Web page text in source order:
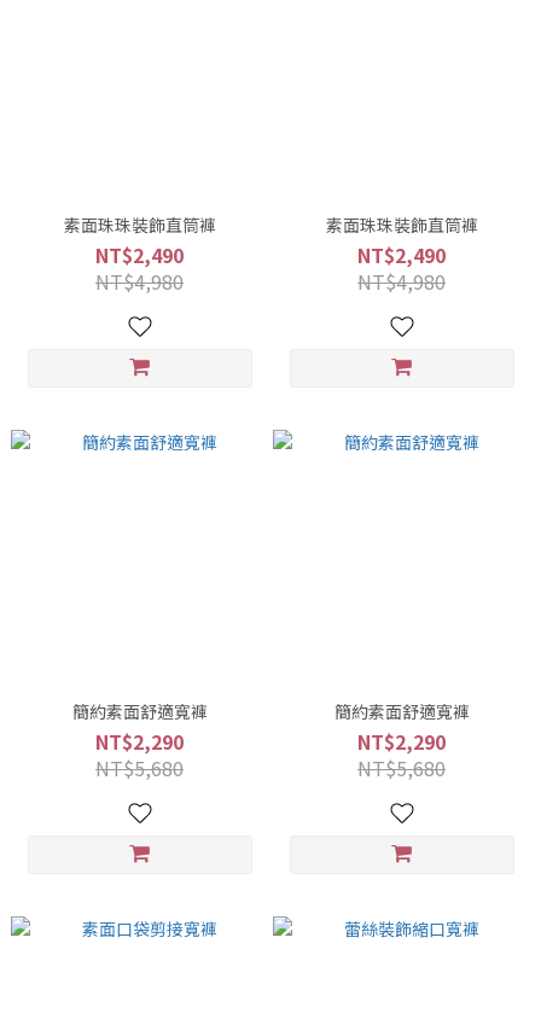
素面珠珠裝飾直筒褲
NT$2,490
NT$4,980
素面珠珠裝飾直筒褲
NT$2,490
NT$4,980
簡約素面舒適寬褲
NT$2,290
NT$5,680
簡約素面舒適寬褲
NT$2,290
NT$5,680